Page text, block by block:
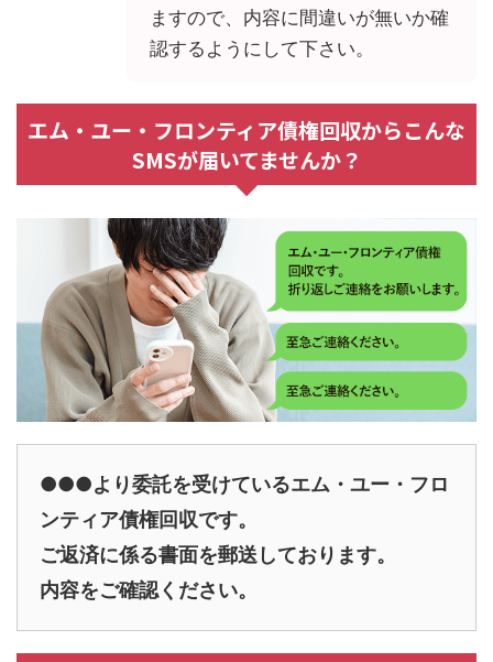
ますので、内容に間違いが無いか確
認するようにして下さい。
エム・ユー・フロンティア債権回収からこんな
SMSが届いてませんか？
●●●より委託を受けているエム・ユー・フロ
ンティア債権回収です。
ご返済に係る書面を郵送しております。
内容をご確認ください。